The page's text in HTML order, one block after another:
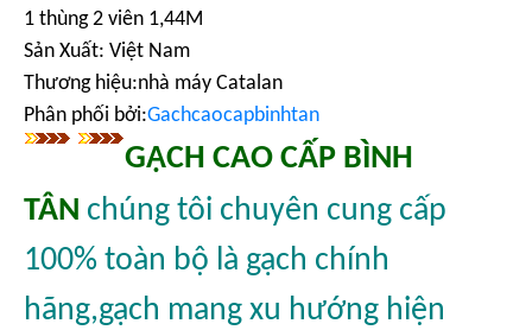
1 thùng 2 viên 1,44M
Sản Xuất: Việt Nam
Thương hiệu:nhà máy Catalan
Phân phối bởi:Gachcaocapbinhtan
GẠCH CAO CẤP BÌNH
TÂN chúng tôi chuyên cung cấp
100% toàn bộ là gạch chính
hãng,gạch mang xu hướng hiện